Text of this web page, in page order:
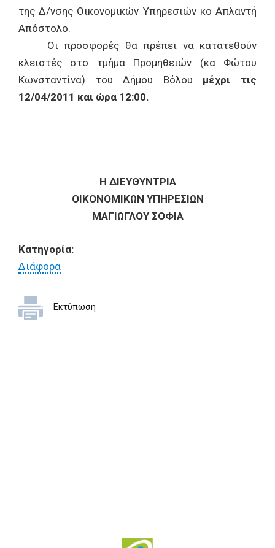
της Δ/νσης Οικονομικών Υπηρεσιών κο Απλαντή
Απόστολο.
Οι προσφορές θα πρέπει να κατατεθούν
κλειστές στο τμήμα Προμηθειών (κα Φώτου
Κωνσταντίνα) του Δήμου Βόλου μέχρι τις
12/04/2011 και ώρα 12:00.
Η ΔΙΕΥΘΥΝΤΡΙΑ
ΟΙΚΟΝΟΜΙΚΩΝ ΥΠΗΡΕΣΙΩΝ
ΜΑΓΙΩΓΛΟΥ ΣΟΦΙΑ
Κατηγορία:
Διάφορα
Εκτύπωση